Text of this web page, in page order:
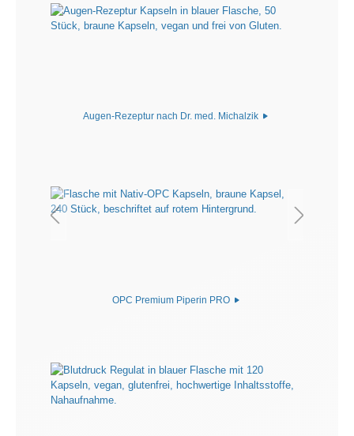
Augen-Rezeptur nach Dr. med. Michalzik
OPC Premium Piperin PRO